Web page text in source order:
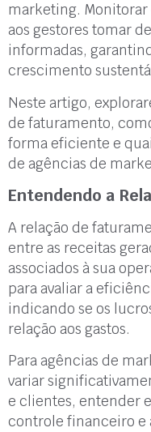
marketing. Monitorar
aos gestores tomar
informadas,
crescimento
Neste artigo,
de faturamento,
forma eficiente e
de agências de
Entendendo a
A relação de
entre as receitas
associados à sua
para avaliar a
indicando se os
relação aos gastos.
Para agências de
variar
e clientes, entender
controle financeiro e